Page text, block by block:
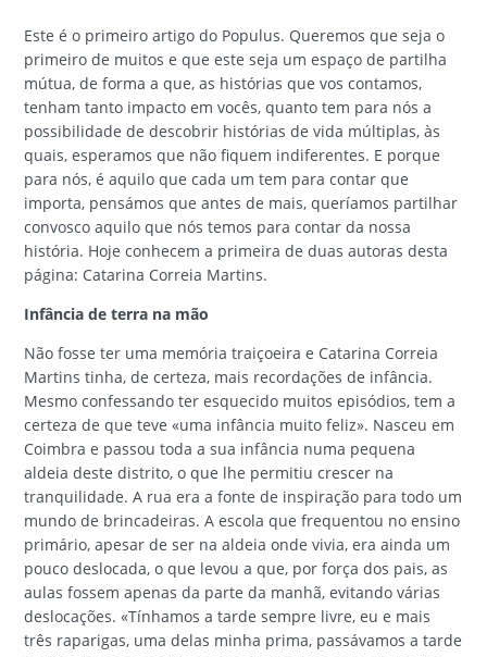
Este é o primeiro artigo do Populus. Queremos que seja o
primeiro de muitos e que este seja um espaço de partilha
mútua, de forma a que, as histórias que vos contamos,
tenham tanto impacto em vocês, quanto tem para nós a
possibilidade de descobrir histórias de vida múltiplas, às
quais, esperamos que não fiquem indiferentes. E porque
para nós, é aquilo que cada um tem para contar que
importa, pensámos que antes de mais, queríamos partilhar
convosco aquilo que nós temos para contar da nossa
história. Hoje conhecem a primeira de duas autoras desta
página: Catarina Correia Martins.
Infância de terra na mão
Não fosse ter uma memória traiçoeira e Catarina Correia
Martins tinha, de certeza, mais recordações de infância.
Mesmo confessando ter esquecido muitos episódios, tem a
certeza de que teve «uma infância muito feliz». Nasceu em
Coimbra e passou toda a sua infância numa pequena
aldeia deste distrito, o que lhe permitiu crescer na
tranquilidade. A rua era a fonte de inspiração para todo um
mundo de brincadeiras. A escola que frequentou no ensino
primário, apesar de ser na aldeia onde vivia, era ainda um
pouco deslocada, o que levou a que, por força dos pais, as
aulas fossem apenas da parte da manhã, evitando várias
deslocações. «Tínhamos a tarde sempre livre, eu e mais
três raparigas, uma delas minha prima, passávamos a tarde